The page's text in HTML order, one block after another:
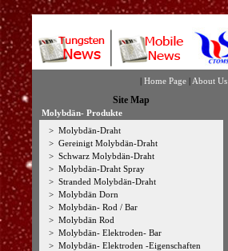
| Home Page | About Us
Site Map
Molybdän- Produkte
> Molybdän-Draht
> Gereinigt Molybdän-Draht
> Schwarz Molybdän-Draht
> Molybdän-Draht Spray
> Stranded Molybdän-Draht
> Molybdän Dorn
> Molybdän- Rod / Bar
> Molybdän Rod
> Molybdän- Elektroden- Bar
> Molybdän- Elektroden -Eigenschaften